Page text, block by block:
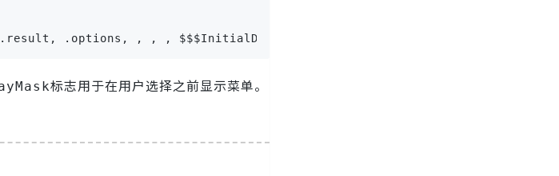
.result, .options, , , , $$$InitialDisplayMask)
标志用于在用户选择之前显示菜单。